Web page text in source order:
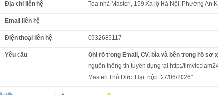
Địa chỉ liên hệ Tòa nhà Masteri, 159 Xa lộ Hà Nội, Phường An
Email liên hệ
Điện thoại liên hệ 0932686117
Yêu cầu
Ghi rõ trong Email, CV, bìa và bên trong hồ sơ
nguồn thông tin tuyển dụng tại http://
Masteri Thủ Đức. Hạn nộp: 27/06/2026"